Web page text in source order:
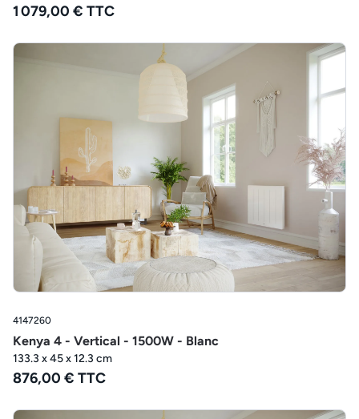
1 079,00 € TTC
4147260
Kenya 4 - Vertical - 1500W - Blanc
133.3 x 45 x 12.3 cm
876,00 € TTC